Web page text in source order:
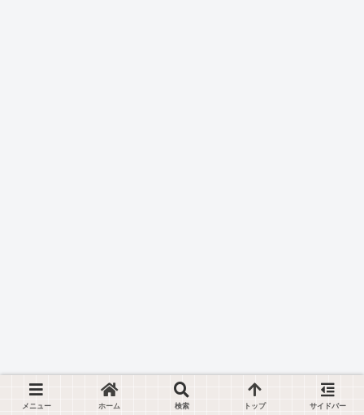
メニュー ホーム 検索 トップ サイドバー